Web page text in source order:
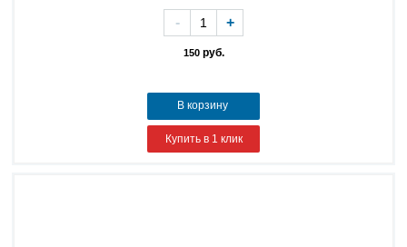
150руб.
- +
В корзину
Купить в 1 клик